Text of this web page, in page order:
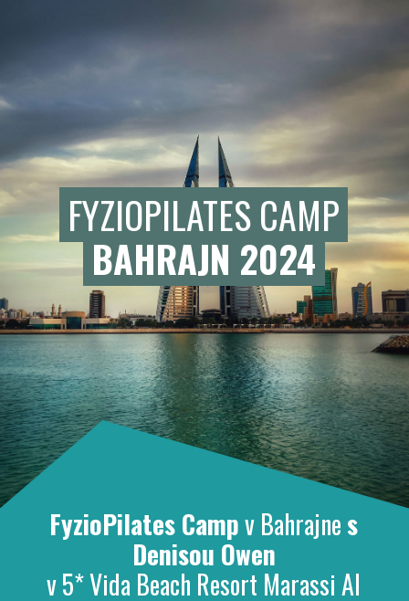
FYZIOPILATES CAMP
BAHRAJN 2024
FyzioPilates Campv Bahrajnes
Denisou Owen
v 5* Vida Beach Resort Marassi Al